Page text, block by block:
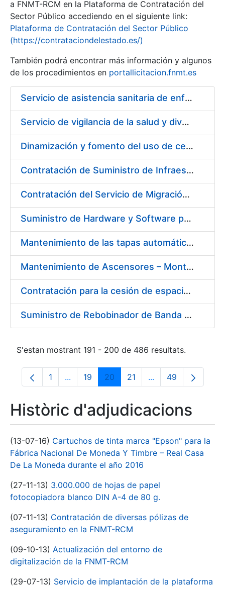
Mostra/Amaga
a FNMT-RCM en la Plataforma de Contratación del
Sector Público accediendo en el siguiente link:
Plataforma de Contratación del Sector Público
(https://contrataciondelestado.es/)
También podrá encontrar más información y algunos
de los procedimientos en portallicitacion.fnmt.es
Servicio de asistencia sanitaria de enfermería de urgencias en la Fábrica Nacional de Moneda y Timbre - Real Casa de la Moneda
Servicio de vigilancia de la salud y diversas actividades preventivas en la Fábrica de Papel de Burgos y actividades sanitarias en el centro de trabajo de Madrid de la Fábrica Nacional de Moneda y Timbre - Real Casa de la Moneda
Dinamización y fomento del uso de certificados CERES en Redes Sociales
Contratación de Suministro de Infraestructura para entorno de Preservación de Datos
Contratación del Servicio de Migración del Sistema ACSFE a Opentext
Suministro de Hardware y Software para la Ampliación de la Infraestructura del Área de Digitalización en la FNMT-RCM
Mantenimiento de las tapas automáticas HYGOLET, instaladas en los inodoros de los aseos de la FNMT-RCM, así como el suministro de recambios originales de rollos de plástico
Mantenimiento de Ascensores – Montacargas Instalados en Fábrica de Papel de Burgos
Contratación para la cesión de espacios para la instalación de soportes publicitarios en solar de la FNMT-RCM situado en la confluencia de las calles Cruz del Sur, calle de los Astros y calle del Doctor Esquerdo. Referencia NJ01-2017
Suministro de Rebobinador de Banda de Papel
S'estan mostrant 191 - 200 de 486 resultats.
Pàgina
1 ...Pàgines intermèdies Utilitzeu TAB per
Pàgina
19 Pàgina
20 Pàgina
21 ...PàginesPàgina
49
Històric d'adjudicacions
(13-07-16) Cartuchos de tinta marca "Epson" para la
Fábrica Nacional De Moneda Y Timbre – Real Casa
De La Moneda durante el año 2016
(27-11-13) 3.000.000 de hojas de papel
fotocopiadora blanco DIN A-4 de 80 g.
(07-11-13) Contratación de diversas pólizas de
aseguramiento en la FNMT-RCM
(09-10-13) Actualización del entorno de
digitalización de la FNMT-RCM
(29-07-13) Servicio de implantación de la plataforma